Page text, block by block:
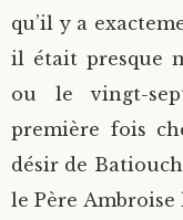
qu’il y a
il était presque
ou le vingt-
première fois
désir de
le Père